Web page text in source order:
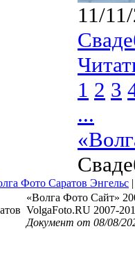
11/
1 2 3
...
Фото Саратов Энгельс
«Волга Фото Сайт»
VolgaFoto.RU 2007-
Документ от 08/08/